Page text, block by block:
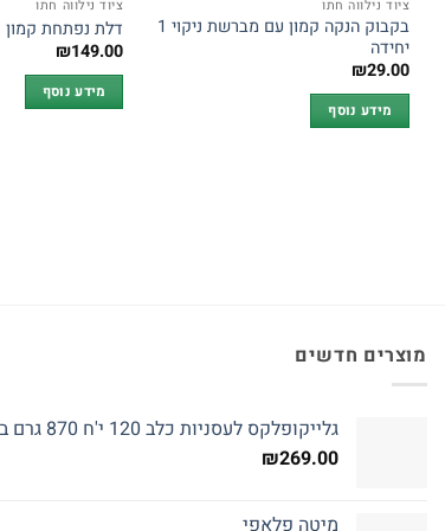
ציוד נילווה חתו
בקבוק הנקה קמון עם מברשת ניקוי 1
יחידה
₪29.00
מידע נוסף
ציוד נילווה חתו
דלת נפתחת קמון
₪149.00
מידע נוסף
מוצרים חדשים
גלייקופלקס לעסניות כלב 120 י'ח 870 גרם בקופסה
₪269.00
מיטה פלאפי